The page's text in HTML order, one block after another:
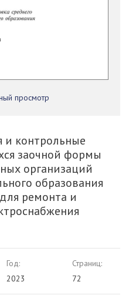
просмотр
и контрольные
заочной формы
организаций
образования
ремонта и
Год:
2023
Страниц:
72